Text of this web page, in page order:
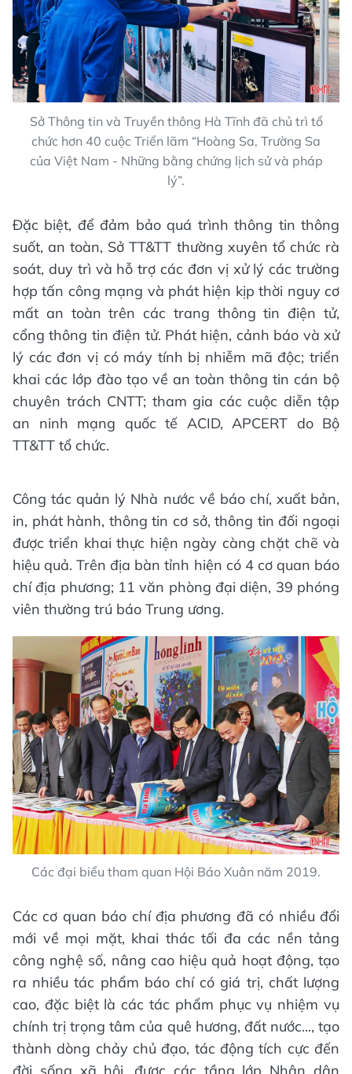
Sở Thông tin và Truyền thông Hà Tĩnh đã chủ trì tổ
chức hơn 40 cuộc Triển lãm “Hoàng Sa, Trường Sa
của Việt Nam - Những bằng chứng lịch sử và pháp
lý”.
Đặc biệt, để đảm bảo quá trình thông tin thông
suốt, an toàn, Sở TT&TT thường xuyên tổ chức rà
soát, duy trì và hỗ trợ các đơn vị xử lý các trường
hợp tấn công mạng và phát hiện kịp thời nguy cơ
mất an toàn trên các trang thông tin điện tử,
cổng thông tin điện tử. Phát hiện, cảnh báo và xử
lý các đơn vị có máy tính bị nhiễm mã độc; triển
khai các lớp đào tạo về an toàn thông tin cán bộ
chuyên trách CNTT; tham gia các cuộc diễn tập
an ninh mạng quốc tế ACID, APCERT do Bộ
TT&TT tổ chức.
Công tác quản lý Nhà nước về báo chí, xuất bản,
in, phát hành, thông tin cơ sở, thông tin đối ngoại
được triển khai thực hiện ngày càng chặt chẽ và
hiệu quả. Trên địa bàn tỉnh hiện có 4 cơ quan báo
chí địa phương; 11 văn phòng đại diện, 39 phóng
viên thường trú báo Trung ương.
Các đại biểu tham quan Hội Báo Xuân năm 2019.
Các cơ quan báo chí địa phương đã có nhiều đổi
mới về mọi mặt, khai thác tối đa các nền tảng
công nghệ số, nâng cao hiệu quả hoạt động, tạo
ra nhiều tác phẩm báo chí có giá trị, chất lượng
cao, đặc biệt là các tác phẩm phục vụ nhiệm vụ
chính trị trọng tâm của quê hương, đất nước..., tạo
thành dòng chảy chủ đạo, tác động tích cực đến